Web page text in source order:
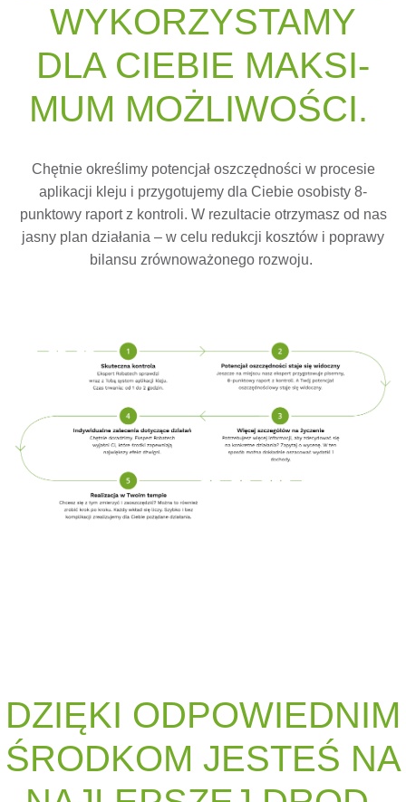
WY­KOR­ZYS­TA­MY
DLA CIE­BIE MAK­SI­
MUM MOŻ­LI­WOŚ­CI.
Chętnie określimy potencjał oszczędności w procesie
aplikacji kleju i przygotujemy dla Ciebie osobisty 8-
punktowy raport z kontroli. W rezultacie otrzymasz od nas
jasny plan działania – w celu redukcji kosztów i poprawy
bilansu zrównoważonego rozwoju.
DZIĘKI OD­PO­WIED­NIM
ŚROD­KOM JES­TEŚ NA